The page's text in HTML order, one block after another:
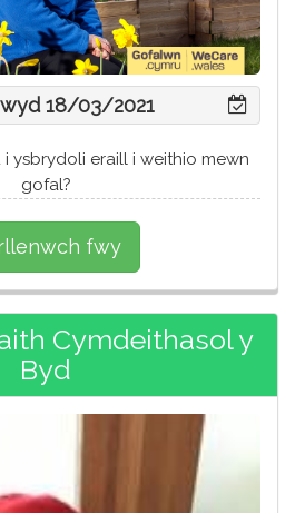
18/03/2021
ysbrydoli eraill i weithio mewn
gofal?
fwy
Cymdeithasol y
Byd